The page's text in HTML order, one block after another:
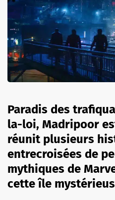
Paradis des
la-loi, Madripoor
réunit plusieurs
entrecroisées de
mythiques de
cette île